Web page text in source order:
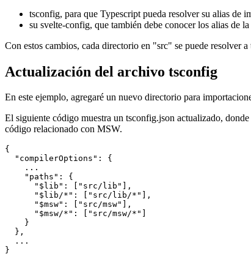
Si desea cambiar el nombre de la carpeta "lib" definida por
su svelte-config, que también debe conocer los alias de
Con estos cambios, cada directorio en "src" se puede resolver
Actualización del archivo tsconfig
En este ejemplo, agregaré un nuevo directorio para
El siguiente código muestra un tsconfig.json actualizado,
código relacionado con MSW.
  "compilerOptions": {
    ...
    "paths": {
      "$lib": ["src/lib"],
      "$lib/*": ["src/lib/*"],
      "$msw": ["src/msw"],
      "$msw/*": ["src/msw/*"]
    }
  },